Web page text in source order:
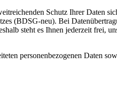
Schutz Ihrer Daten
(BDSG-neu). Bei
steht es Ihnen jederzeit frei,
personenbezogenen Daten